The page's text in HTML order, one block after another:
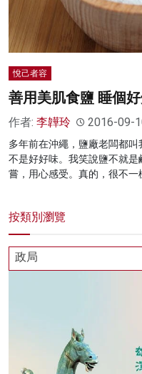
悅己者容
善用美肌食鹽 睡個
作者: 李韡玲 2016-09-
多年前在沖繩，鹽廠老闆都
不是好好味。我笑說鹽不就
嘗，用心感受。真的，很不一
按類別瀏覽
政局